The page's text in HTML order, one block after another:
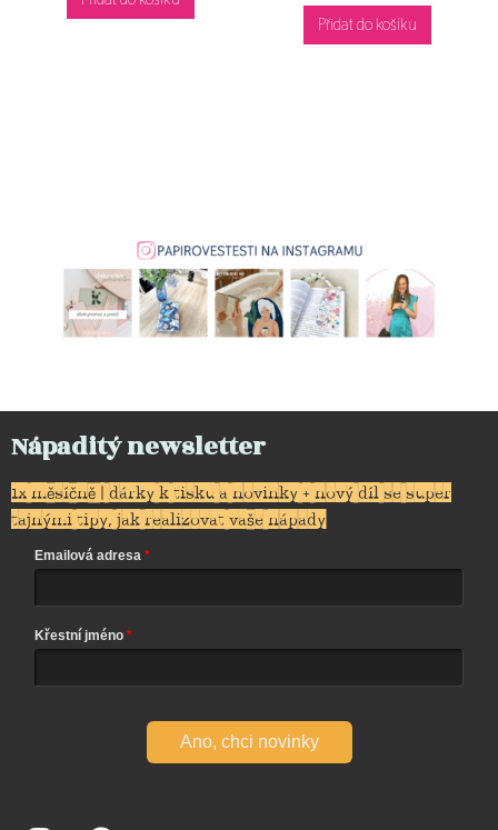
Přidat do košíku
Nápaditý newsletter
1x měsíčně | dárky k tisku a novinky + nový díl se super
tajnými tipy, jak realizovat vaše nápady
Emailová adresa
Křestní jméno
Ano, chci novinky